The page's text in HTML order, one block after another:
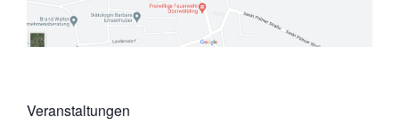
Veranstaltungen